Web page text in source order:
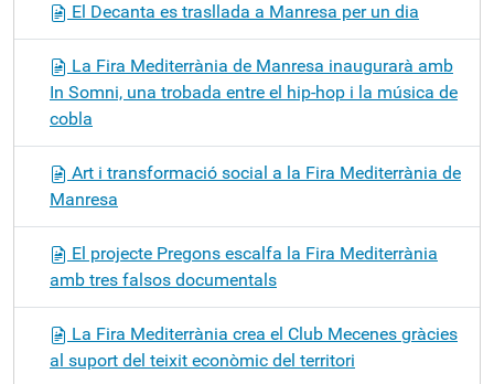
El Decanta es trasllada a Manresa per un dia
La Fira Mediterrània de Manresa inaugurarà amb
In Somni, una trobada entre el hip-hop i la música de
cobla
Art i transformació social a la Fira Mediterrània de
Manresa
El projecte Pregons escalfa la Fira Mediterrània
amb tres falsos documentals
La Fira Mediterrània crea el Club Mecenes gràcies
al suport del teixit econòmic del territori